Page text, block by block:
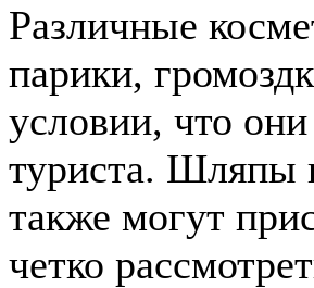
Различные
парики,
условии, что
туриста. Шляпы
также могут
четко